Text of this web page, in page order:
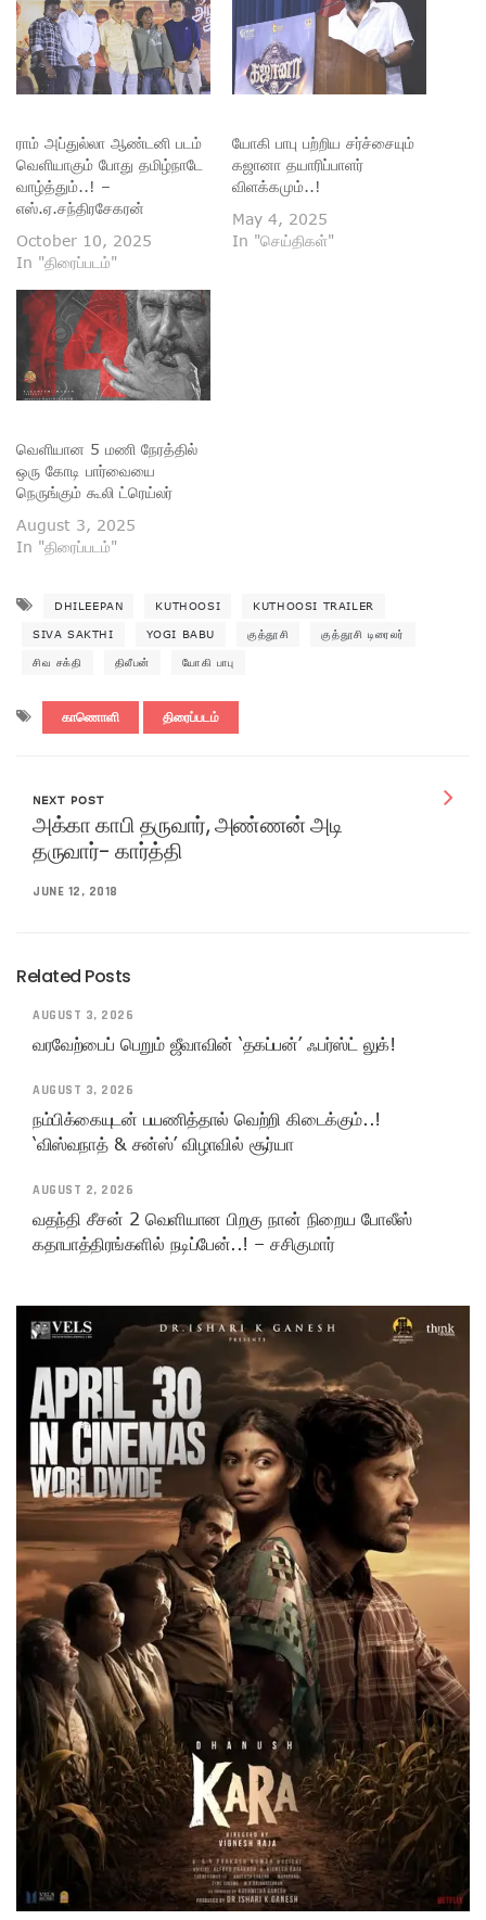
ராம் அப்துல்லா ஆண்டனி படம்
வெளியாகும் போது தமிழ்நாடே
வாழ்த்தும்..! –
எஸ்.ஏ.சந்திரசேகரன்
October 10, 2025
In "திரைப்படம்"
யோகி பாபு பற்றிய சர்ச்சையும்
கஜானா தயாரிப்பாளர்
விளக்கமும்..!
May 4, 2025
In "செய்திகள்"
வெளியான 5 மணி நேரத்தில்
ஒரு கோடி பார்வையை
நெருங்கும் கூலி ட்ரெய்லர்
August 3, 2025
In "திரைப்படம்"
DHILEEPAN KUTHOOSI KUTHOOSI TRAILER
SIVA SAKTHI YOGI BABU குத்தூசி குத்தூசி டிரைலர்
சிவ சக்தி திலீபன் யோகி பாபு
காணொளி திரைப்படம்
NEXT POST
அக்கா காபி தருவார், அண்ணன் அடி
தருவார்- கார்த்தி
JUNE 12, 2018
Related Posts
AUGUST 3, 2026
வரவேற்பைப் பெறும் ஜீவாவின் ‘தகப்பன்’ ஃபர்ஸ்ட் லுக்!
AUGUST 3, 2026
நம்பிக்கையுடன் பயணித்தால் வெற்றி கிடைக்கும்..!
‘விஸ்வநாத் & சன்ஸ்’ விழாவில் சூர்யா
AUGUST 2, 2026
வதந்தி சீசன் 2 வெளியான பிறகு நான் நிறைய போலீஸ்
கதாபாத்திரங்களில் நடிப்பேன்..! – சசிகுமார்